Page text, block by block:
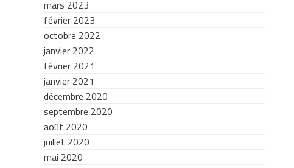
mars 2023
février 2023
octobre 2022
janvier 2022
février 2021
janvier 2021
décembre 2020
septembre 2020
août 2020
juillet 2020
mai 2020